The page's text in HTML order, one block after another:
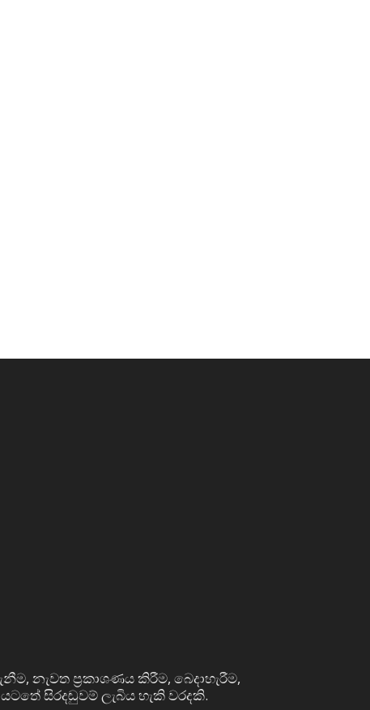
නැවත ප්‍රකාශණය කිරීම, බෙදාහැරීම,
සිරදඬුවම් ලැබිය හැකි වරදකි.